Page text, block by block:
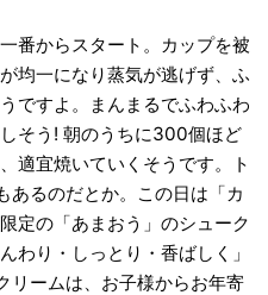
番からスタート。カップを被
均一になり蒸気が逃げず、ふ
ですよ。まんまるでふわふわ
そう! 朝のうちに300個ほど
適宜焼いていくそうです。ト
あるのだとか。この日は「カ
定の「あまおう」のシューク
わり・しっとり・香ばしく」
リームは、お子様からお年寄